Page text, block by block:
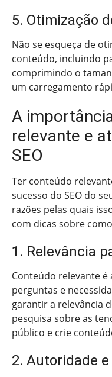
5. Otimização
Não se esqueça de
conteúdo, incluindo
comprimindo o
um carregamento
A
relevante e
SEO
Ter conteúdo
sucesso do SEO do
razões pelas quais
com dicas sobre
1. Relevância
Conteúdo relevante é
perguntas e
garantir a relevância
pesquisa sobre as
público e crie
2. Autoridade